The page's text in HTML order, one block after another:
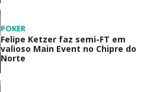
POKER
Felipe Ketzer faz semi-FT em
valioso Main Event no Chipre do
Norte